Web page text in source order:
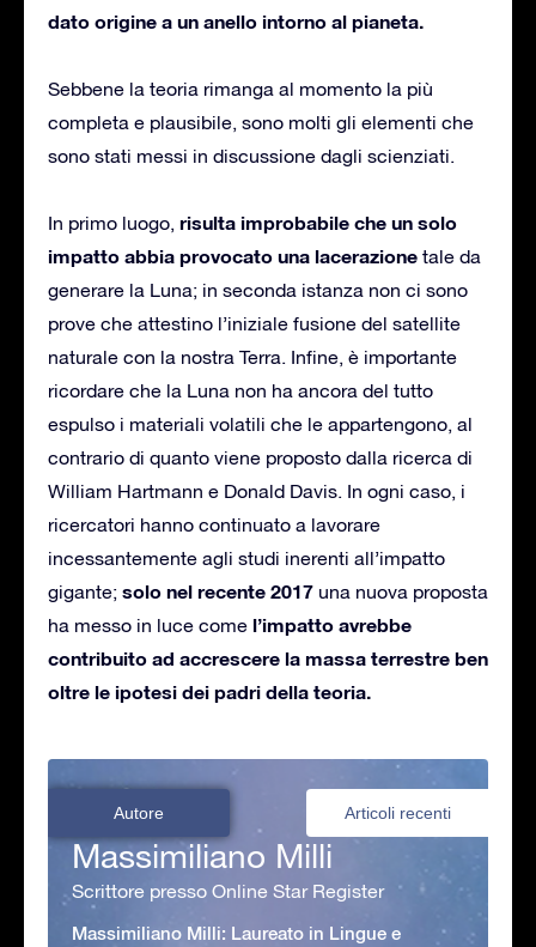
dato origine a un anello intorno al pianeta.
Sebbene la teoria rimanga al momento la più
completa e plausibile, sono molti gli elementi che
sono stati messi in discussione dagli scienziati.
In primo luogo, risulta improbabile che un solo
impatto abbia provocato una lacerazione tale da
generare la Luna; in seconda istanza non ci sono
prove che attestino l’iniziale fusione del satellite
naturale con la nostra Terra. Infine, è importante
ricordare che la Luna non ha ancora del tutto
espulso i materiali volatili che le appartengono, al
contrario di quanto viene proposto dalla ricerca di
William Hartmann e Donald Davis. In ogni caso, i
ricercatori hanno continuato a lavorare
incessantemente agli studi inerenti all’impatto
gigante; solo nel recente 2017 una nuova proposta
ha messo in luce come l’impatto avrebbe
contribuito ad accrescere la massa terrestre ben
oltre le ipotesi dei padri della teoria.
Autore Articoli recenti
Massimiliano Milli
Scrittore presso Online Star Register
Massimiliano Milli: Laureato in Lingue e